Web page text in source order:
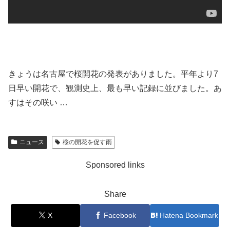
きょうは名古屋で桜開花の発表がありました。平年より7
日早い開花で、観測史上、最も早い記録に並びました。あ
すはその咲い …
ニュース 桜の開花を促す雨
Sponsored links
Share
X Facebook Hatena Bookmark